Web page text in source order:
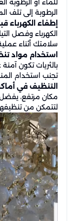
للماء أو الرطوبة
الرطوبة إلى تلف
إطفاء الكهرباء
الكهرباء وفصل
سلامتك أثناء
استخدام مواد
بالثريات تكون
تجنب استخدام
التنظيف في
مكان مرتفع،
لتتمكن من